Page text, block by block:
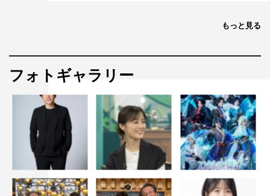
完璧な人なんてこの世にはいなくて、でもお互い補いなが
切に生きていたら、気が付いたら周りのため、社会のため
になっていた…。そんな人たちを笑いの視点で捉えたあっ
ラヘラ笑いながら、そんなようなことを打ち合わせで話し
ていました。まさにこのドラマに出てくる人たちはそんな
感じで、主人公である叔父と姪っ子もそして周囲を取り巻
く人たちも完璧ではありません。でも決して、嫌なやつで
はないし、何かの志を抱いて、この福島12市町村に移住を
してきた人たちなのです。福島への移住をテーマに、決し
もっと見る
フォトギャラリー